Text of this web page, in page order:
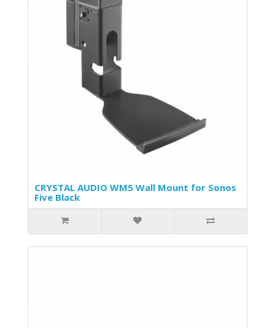
CRYSTAL AUDIO WM5 Wall Mount for Sonos
Five Black